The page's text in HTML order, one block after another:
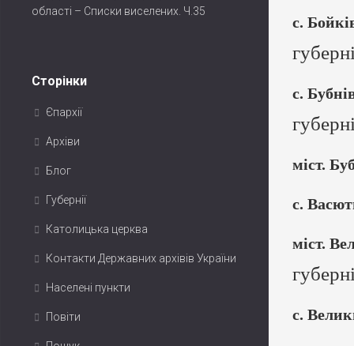
області – Списки виселених. Ч.35
Сторінки
Єпархії
Архіви
Блог
Губернії
Католицька церква
Контакти Державних архівів України
Населені пункти
Повіти
с.
с.
міст.
с.
міст.
с.